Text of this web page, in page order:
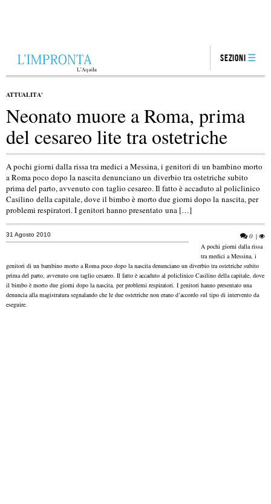
Sezioni
ATTUALITA'
Neonato muore a Roma, prima
del cesareo lite tra ostetriche
A pochi giorni dalla rissa tra medici a Messina, i genitori di un bambino morto
a Roma poco dopo la nascita denunciano un diverbio tra ostetriche subito
prima del parto, avvenuto con taglio cesareo. Il fatto è accaduto al policlinico
Casilino della capitale, dove il bimbo è morto due giorni dopo la nascita, per
problemi respiratori. I genitori hanno presentato una […]
31 Agosto 2010 0 |
A pochi giorni dalla rissa
tra medici a Messina, i
genitori di un bambino morto a Roma poco dopo la nascita denunciano un diverbio tra ostetriche subito
prima del parto, avvenuto con taglio cesareo. Il fatto è accaduto al policlinico Casilino della capitale, dove
il bimbo è morto due giorni dopo la nascita, per problemi respiratori. I genitori hanno presentato una
denuncia alla magistratura segnalando che le due ostetriche non erano d’accordo sul tipo di intervento da
eseguire.